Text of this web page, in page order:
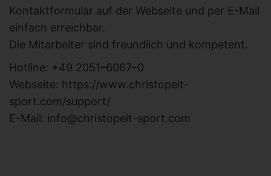
Kontaktformular auf der Webseite und per E-Mail
einfach erreichbar.
Die Mitarbeiter sind freundlich und kompetent.
Hotline: +49 2051–6067–0
Webseite: https://www.christopeit-
sport.com/support/
E-Mail: info@christopeit-sport.com